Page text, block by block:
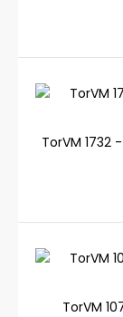
TorVM 1732
TorVM